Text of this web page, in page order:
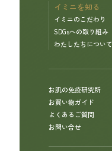
イミニを知る
イミニのこだわり
SDGsへの取り組み
わたしたちについて
お肌の免疫研究所
お買い物ガイド
よくあるご質問
お問い合せ